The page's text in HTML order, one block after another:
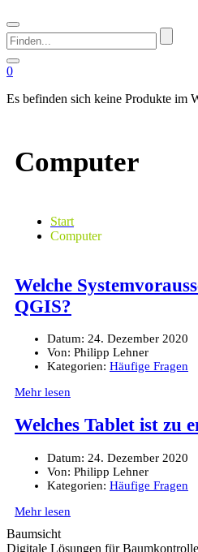
Finden...
0
Es befinden sich keine Produkte im
Computer
Start
Computer
Welche
QGIS?
Datum: 24. Dezember 2020
Von: Philipp Lehner
Kategorien: Häufige Fragen
Mehr lesen
Welches Tablet ist zu
Datum: 24. Dezember 2020
Von: Philipp Lehner
Kategorien: Häufige Fragen
Mehr lesen
Baumsicht
Digitale Lösungen für